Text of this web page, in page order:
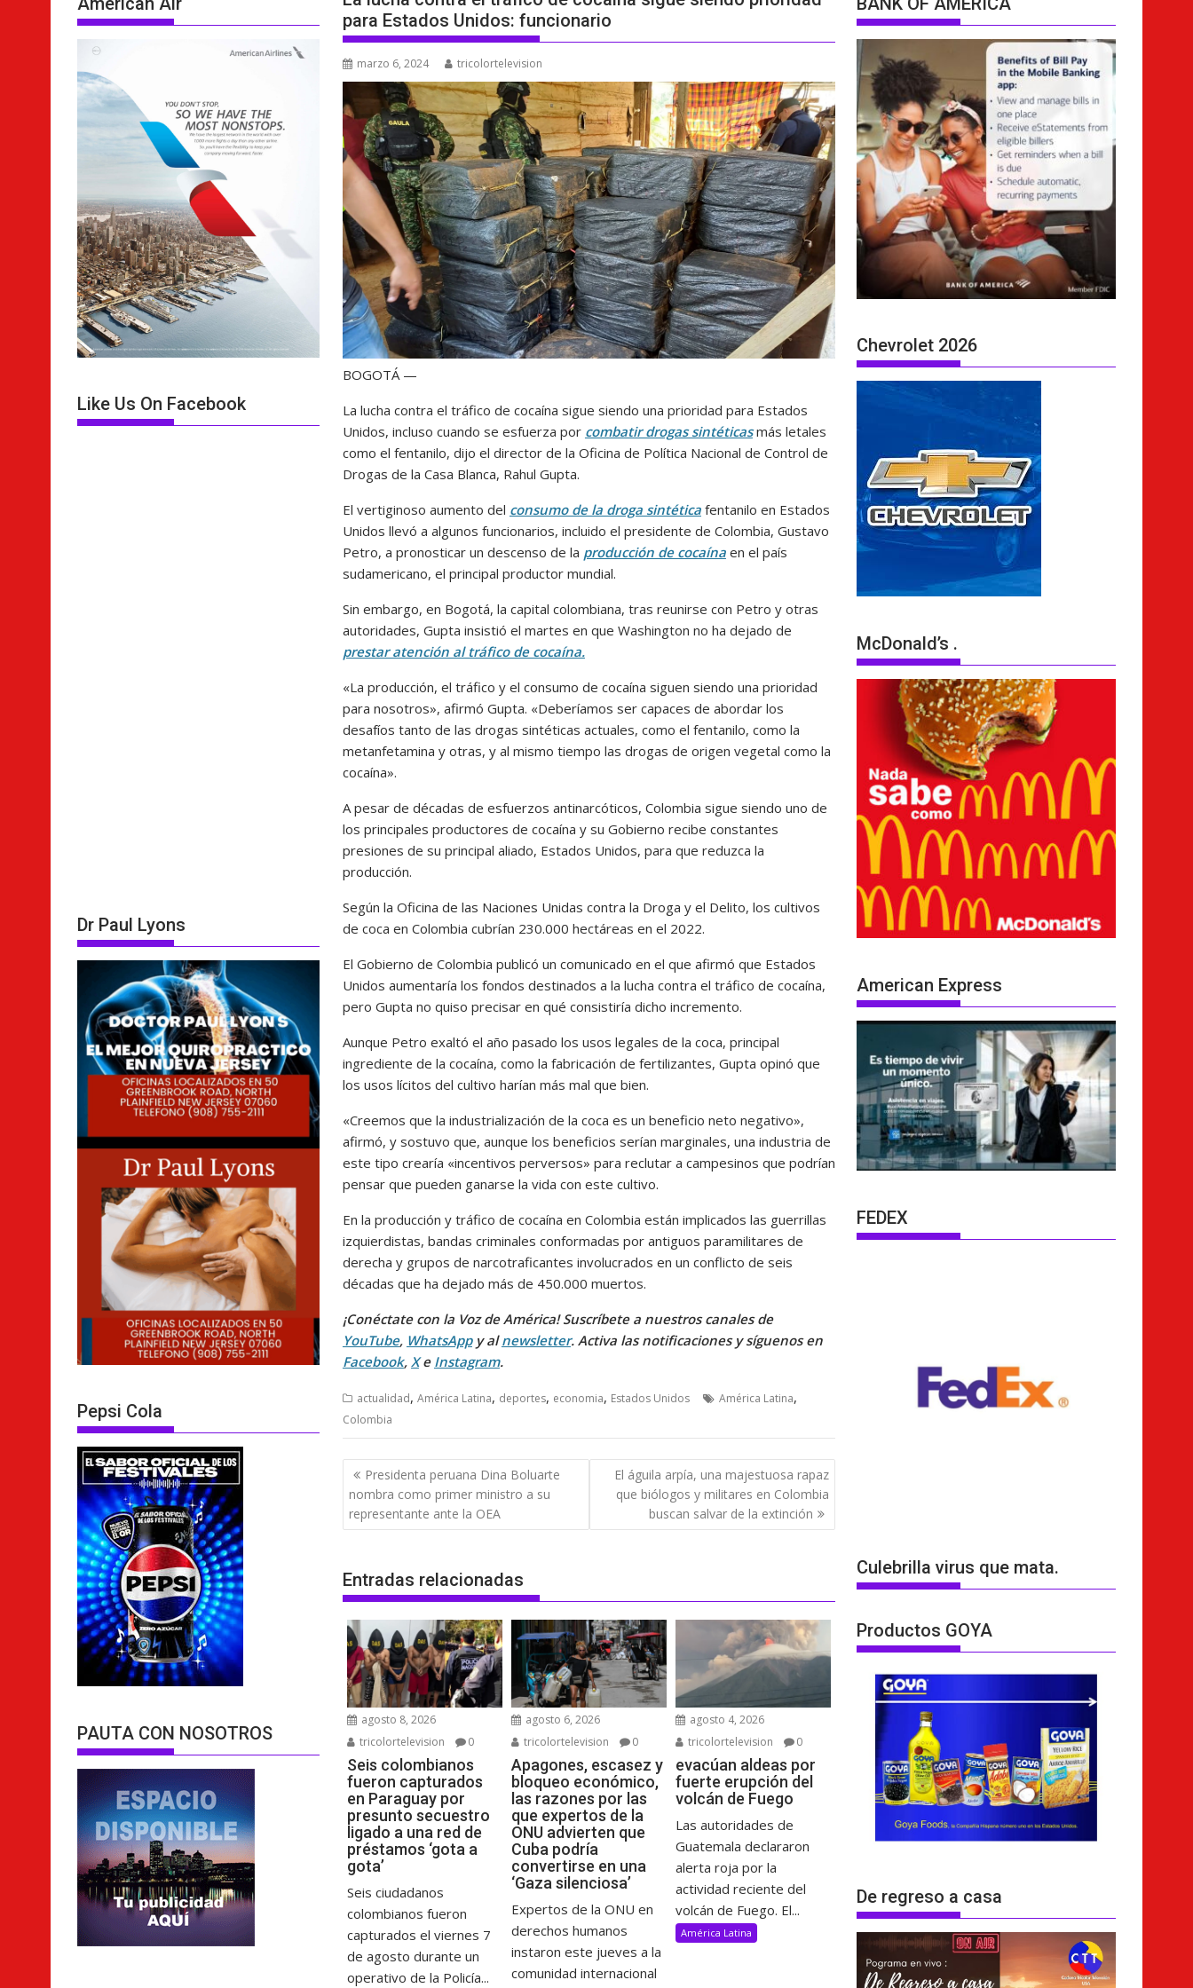
para Estados Unidos: funcionario
marzo 6, 2024 tricolortelevision
BOGOTÁ —
La lucha contra el tráfico de cocaína sigue siendo una prioridad para Estados
Unidos, incluso cuando se esfuerza por combatir drogas sintéticasmás letales
como el fentanilo, dijo el director de la Oficina de Política Nacional de Control de
Drogas de la Casa Blanca, Rahul Gupta.
El vertiginoso aumento del consumo de la droga sintéticafentanilo en Estados
Unidos llevó a algunos funcionarios, incluido el presidente de Colombia, Gustavo
Petro, a pronosticar un descenso de la producción de cocaínaen el país
sudamericano, el principal productor mundial.
Sin embargo, en Bogotá, la capital colombiana, tras reunirse con Petro y otras
autoridades, Gupta insistió el martes en que Washington no ha dejado de
prestar atención al tráfico de cocaína.
«La producción, el tráfico y el consumo de cocaína siguen siendo una prioridad
para nosotros», afirmó Gupta. «Deberíamos ser capaces de abordar los
desafíos tanto de las drogas sintéticas actuales, como el fentanilo, como la
metanfetamina y otras, y al mismo tiempo las drogas de origen vegetal como la
cocaína».
A pesar de décadas de esfuerzos antinarcóticos, Colombia sigue siendo uno de
los principales productores de cocaína y su Gobierno recibe constantes
presiones de su principal aliado, Estados Unidos, para que reduzca la
producción.
Según la Oficina de las Naciones Unidas contra la Droga y el Delito, los cultivos
de coca en Colombia cubrían 230.000 hectáreas en el 2022.
El Gobierno de Colombia publicó un comunicado en el que afirmó que Estados
Unidos aumentaría los fondos destinados a la lucha contra el tráfico de cocaína,
pero Gupta no quiso precisar en qué consistiría dicho incremento.
Aunque Petro exaltó el año pasado los usos legales de la coca, principal
ingrediente de la cocaína, como la fabricación de fertilizantes, Gupta opinó que
los usos lícitos del cultivo harían más mal que bien.
«Creemos que la industrialización de la coca es un beneficio neto negativo»,
afirmó, y sostuvo que, aunque los beneficios serían marginales, una industria de
este tipo crearía «incentivos perversos» para reclutar a campesinos que podrían
pensar que pueden ganarse la vida con este cultivo.
En la producción y tráfico de cocaína en Colombia están implicados las guerrillas
izquierdistas, bandas criminales conformadas por antiguos paramilitares de
derecha y grupos de narcotraficantes involucrados en un conflicto de seis
décadas que ha dejado más de 450.000 muertos.
¡Conéctate con la Voz de América! Suscríbete a nuestros canales de
YouTube, WhatsAppy alnewsletter. Activa las notificaciones y síguenos en
Facebook, Xe Instagram.
actualidad, América Latina, deportes, economia, Estados Unidos América Latina,
Colombia
Navegación
de
entradas
Presidenta peruana Dina Boluarte
nombra como primer ministro a su
representante ante la OEA
El águila arpía, una majestuosa rapaz
que biólogos y militares en Colombia
buscan salvar de la extinción
Entradas relacionadas
agosto 8, 2026
tricolortelevision
0
Seis colombianos
fueron capturados
en Paraguay por
presunto secuestro
ligado a una red de
préstamos ‘gota a
gota’
Seis ciudadanos
colombianos fueron
capturados el viernes 7
de agosto durante un
operativo de la Policía...
agosto 6, 2026
tricolortelevision
0
Apagones, escasez y
bloqueo económico,
las razones por las
que expertos de la
ONU advierten que
Cuba podría
convertirse en una
‘Gaza silenciosa’
Expertos de la ONU en
derechos humanos
instaron este jueves a la
comunidad internacional
agosto 4, 2026
tricolortelevision
0
evacúan aldeas por
fuerte erupción del
volcán de Fuego
Las autoridades de
Guatemala declararon
alerta roja por la
actividad reciente del
volcán de Fuego. El...
América Latina
Like Us On Facebook
Dr Paul Lyons
Pepsi Cola
PAUTA CON NOSOTROS
Chevrolet 2026
McDonald’s .
American Express
FEDEX
Culebrilla virus que mata.
Productos GOYA
De regreso a casa